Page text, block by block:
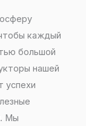
каждый
большой
нашей
успехи
Мы